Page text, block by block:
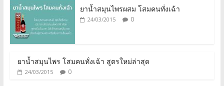
ยาน้ำสมุนไพรผสม โสมคนทั่งเฉ้า
24/03/2015 0
ยาน้ำสมุนไพร โสมคนทั่งเฉ้า สูตรใหม่ล่าสุด
24/03/2015 0